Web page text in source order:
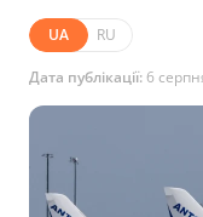
UA RU
Дата публікації: 6